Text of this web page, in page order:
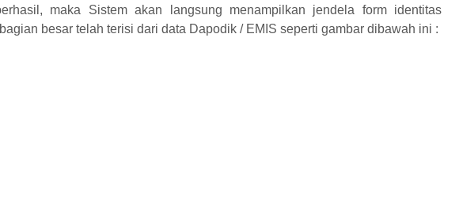
maka Sistem akan langsung menampilkan jendela form identitas
besar telah terisi dari data Dapodik / EMIS seperti gambar dibawah ini :